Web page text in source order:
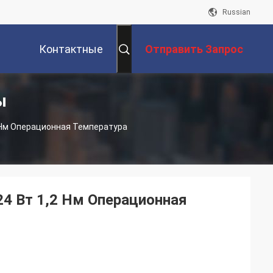
Russian
Контактные Отправить Запрос
Операционная Температура
Вт 1,2 Нм Операционная